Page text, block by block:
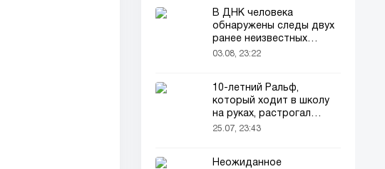
В ДНК человека
обнаружены следы двух
ранее неизвестных
предков
03.08, 23:22
10-летний Ральф,
который ходит в школу
на руках, растрогал
пользователей соцсетей
25.07, 23:43
Неожиданное